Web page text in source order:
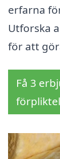
erfarna
Utforska
för att
Få 3